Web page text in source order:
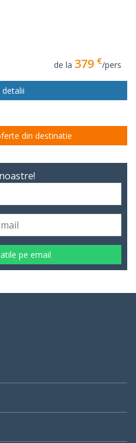
de la 379 €/pers
detalii
din destinatie
pe email